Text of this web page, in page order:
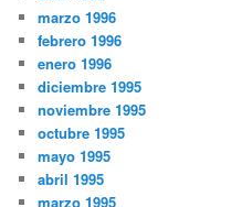
marzo 1996
febrero 1996
enero 1996
diciembre 1995
noviembre 1995
octubre 1995
mayo 1995
abril 1995
marzo 1995